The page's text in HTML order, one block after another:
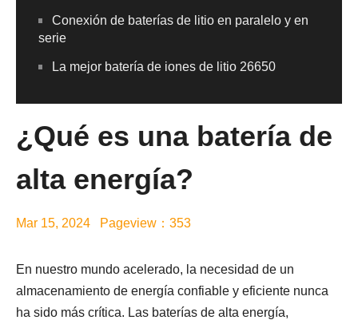
Conexión de baterías de litio en paralelo y en
serie
La mejor batería de iones de litio 26650
¿Qué es una batería de
alta energía?
Mar 15, 2024 Pageview：353
En nuestro mundo acelerado, la necesidad de un
almacenamiento de energía confiable y eficiente nunca
ha sido más crítica. Las baterías de alta energía,